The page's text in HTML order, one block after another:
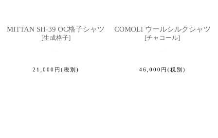
MITTAN SH-39 OC格子シャツ
[生成格子]
21,000 円 (税別)
COMOLI ウールシルクシャツ
[チャコール]
46,000 円 (税別)